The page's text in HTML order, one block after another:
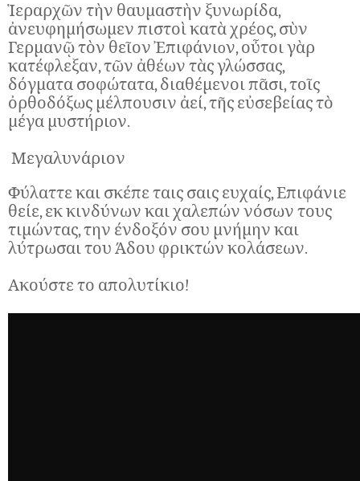
Ἱεραρχῶν τὴν θαυμαστὴν ξυνωρίδα,
ἀνευφημήσωμεν πιστοὶ κατὰ χρέος, σὺν
Γερμανῷ τὸν θεῖον Ἐπιφάνιoν, οὖτοι γὰρ
κατέφλεξαν, τῶν ἀθέων τὰς γλώσσας,
δόγματα σοφώτατα, διαθέμενοι πᾶσι, τοῖς
ὀρθοδόξως μέλπουσιν ἀεί, τῆς εὐσεβείας τὸ
μέγα μυστήριoν.
Μεγαλυνάριον
Φύλαττε και σκέπε ταις σαις ευχαίς, Επιφάνιε
θείε, εκ κινδύνων και χαλεπών νόσων τους
τιμώντας, την ένδοξόν σου μνήμην και
λύτρωσαι του Άδου φρικτών κολάσεων.
Ακούστε το απολυτίκιο!